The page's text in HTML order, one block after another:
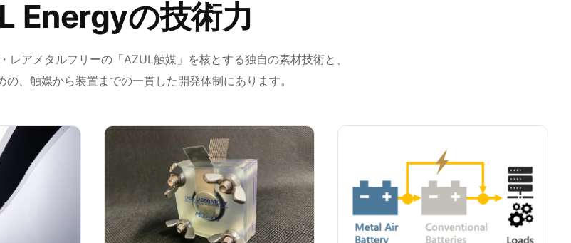
Energyの技術力
レアメタルフリーの「AZUL触媒」を核とする独自の素材技術と、
、触媒から装置までの一貫した開発体制にあります。